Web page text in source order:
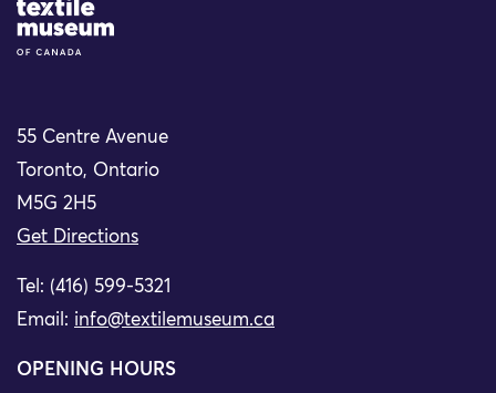
Site Logo
55 Centre Avenue
Toronto, Ontario
M5G 2H5
Get Directions
Tel: (416) 599-5321
Email: info@textilemuseum.ca
OPENING HOURS